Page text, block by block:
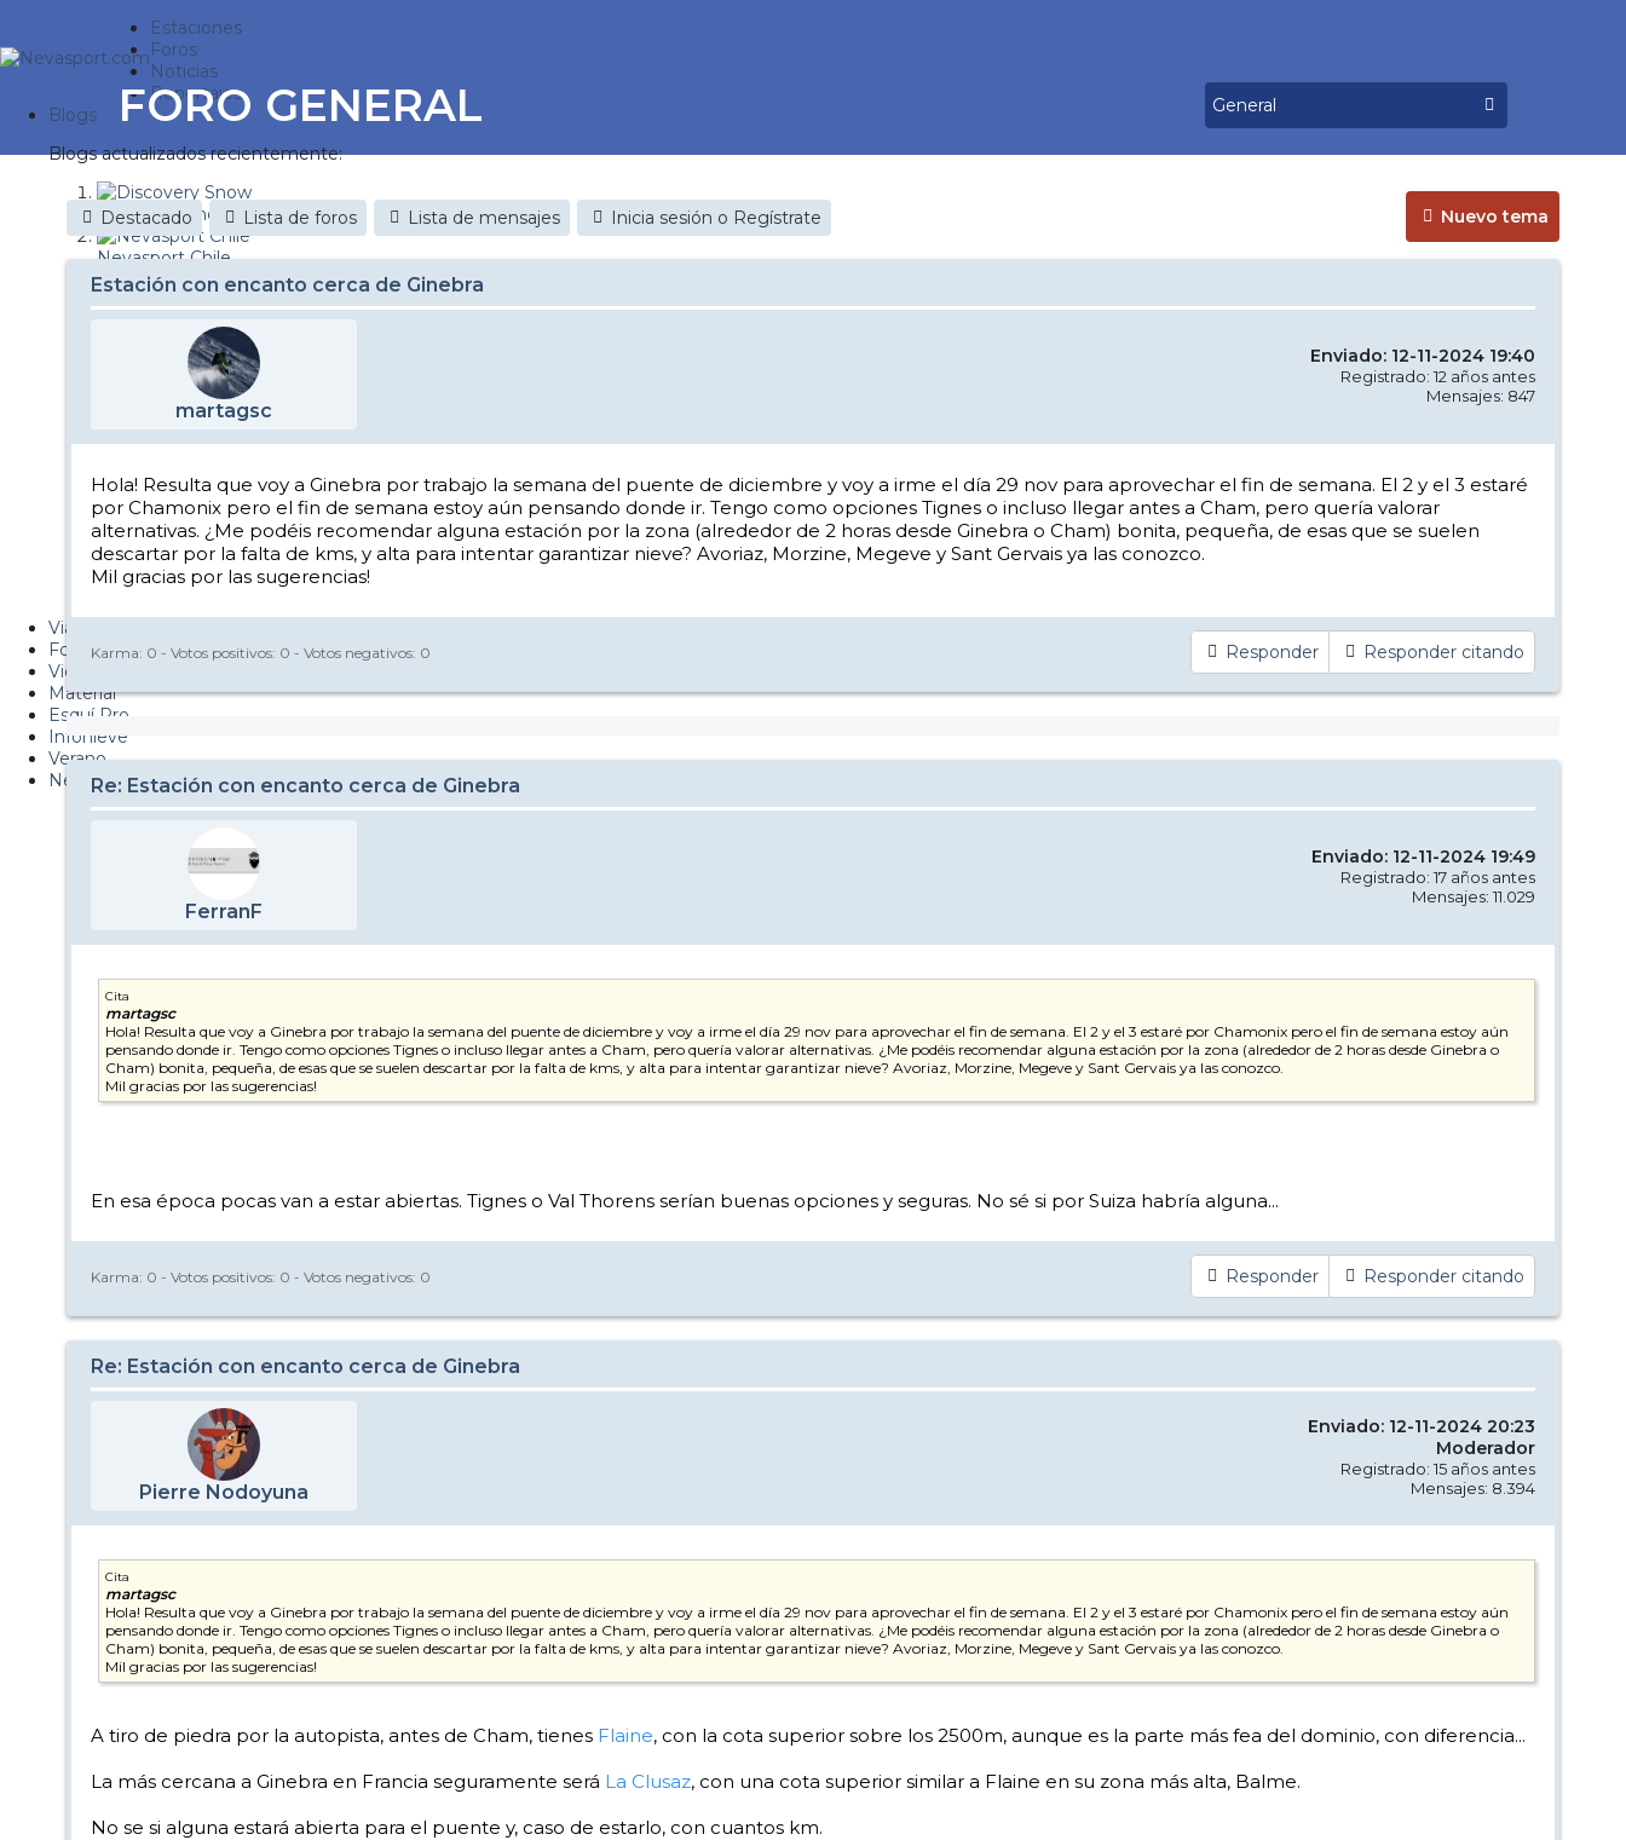
Estaciones
Foros
Noticias
Reportajes
Blogs
Blogs actualizados recientemente:
Discovery Snow
Nevasport Chile
Esquiaryviajar.com
nevasport blog
Diario de un friki
Revista NIX
Metiendo Cantos
Viajes
Fotos
Videos
Material
Esquí Pro
Infonieve
Verano
Nevalog
FORO GENERAL
Nuevo tema
Destacado Lista de foros Lista de mensajes Inicia sesión o Regístrate
Estación con encanto cerca de Ginebra
martagsc
Enviado: 12-11-2024 19:40
Registrado: 12 años antes
Mensajes: 847
Hola! Resulta que voy a Ginebra por trabajo la semana del puente de diciembre y voy a irme el día 29 nov para aprovechar el fin de semana. El 2 y el 3 estaré
por Chamonix pero el fin de semana estoy aún pensando donde ir. Tengo como opciones Tignes o incluso llegar antes a Cham, pero quería valorar
alternativas. ¿Me podéis recomendar alguna estación por la zona (alrededor de 2 horas desde Ginebra o Cham) bonita, pequeña, de esas que se suelen
descartar por la falta de kms, y alta para intentar garantizar nieve? Avoriaz, Morzine, Megeve y Sant Gervais ya las conozco.
Mil gracias por las sugerencias!
Responder Responder citando
Karma: 0 - Votos positivos: 0 - Votos negativos: 0
Re: Estación con encanto cerca de Ginebra
FerranF
Enviado: 12-11-2024 19:49
Registrado: 17 años antes
Mensajes: 11.029
Cita
martagsc
Hola! Resulta que voy a Ginebra por trabajo la semana del puente de diciembre y voy a irme el día 29 nov para aprovechar el fin de semana. El 2 y el 3 estaré por Chamonix pero el fin de semana estoy aún
pensando donde ir. Tengo como opciones Tignes o incluso llegar antes a Cham, pero quería valorar alternativas. ¿Me podéis recomendar alguna estación por la zona (alrededor de 2 horas desde Ginebra o
Cham) bonita, pequeña, de esas que se suelen descartar por la falta de kms, y alta para intentar garantizar nieve? Avoriaz, Morzine, Megeve y Sant Gervais ya las conozco.
Mil gracias por las sugerencias!
En esa época pocas van a estar abiertas. Tignes o Val Thorens serían buenas opciones y seguras. No sé si por Suiza habría alguna...
Responder Responder citando
Karma: 0 - Votos positivos: 0 - Votos negativos: 0
Re: Estación con encanto cerca de Ginebra
Pierre Nodoyuna
Enviado: 12-11-2024 20:23
Moderador
Registrado: 15 años antes
Mensajes: 8.394
Cita
martagsc
Hola! Resulta que voy a Ginebra por trabajo la semana del puente de diciembre y voy a irme el día 29 nov para aprovechar el fin de semana. El 2 y el 3 estaré por Chamonix pero el fin de semana estoy aún
pensando donde ir. Tengo como opciones Tignes o incluso llegar antes a Cham, pero quería valorar alternativas. ¿Me podéis recomendar alguna estación por la zona (alrededor de 2 horas desde Ginebra o
Cham) bonita, pequeña, de esas que se suelen descartar por la falta de kms, y alta para intentar garantizar nieve? Avoriaz, Morzine, Megeve y Sant Gervais ya las conozco.
Mil gracias por las sugerencias!
A tiro de piedra por la autopista, antes de Cham, tienes Flaine, con la cota superior sobre los 2500m, aunque es la parte más fea del dominio, con diferencia...
La más cercana a Ginebra en Francia seguramente será La Clusaz, con una cota superior similar a Flaine en su zona más alta, Balme.
No se si alguna estará abierta para el puente y, caso de estarlo, con cuantos km.